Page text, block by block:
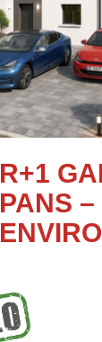
R+1
PANS –